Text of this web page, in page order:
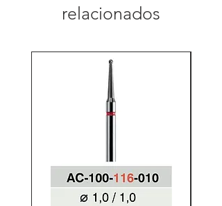
relacionados